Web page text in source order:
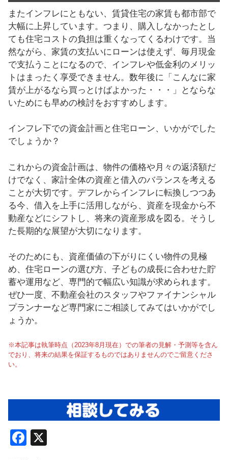
またインフレにともない、賃貸住宅の家賃も都市部で
大幅に上昇しています。つまり、購入しなかったとし
ても住宅コストの負担は重くなってくるわけです。当
然ながら、家賃の支払いにローンは使えず、毎月現金
で支払うことになるので、インフレや低金利のメリッ
トはまったく享受できません。数年後に「こんなに家
賃が上がるなら買っとけばよかった・・・」とならな
いためにも早めの検討をおすすめします。
インフレ下での資金計画と住宅ローン、いかがでした
でしょうか？
これからの資金計画は、物件の価格や月々の返済額だ
けでなく、家計全体の資産と借入のバランスを考える
ことが大切です。デフレからインフレに転換しつつあ
る今、借入を上手に活用しながら、資産を現金から不
動産などにシフトし、将来の資産形成を図る。そうし
た長期的な展望が大切になります。
そのためにも、資産価値の下がりにくい物件の見極
め、住宅ローンの選び方、子どもの成長に合わせた貯
蓄や運用など、専門的で幅広い知識が求められます。
ぜひ一度、不動産会社のスタッフやファイナンシャル
プランナーなど専門家にご相談してみてはいかがでし
ょうか。
※本記事は執筆時点（2023年8月現在）での筆者の見解・予測等を含ん
でおり、将来の結果を保証するものではありませんのでご留意くださ
い。
F